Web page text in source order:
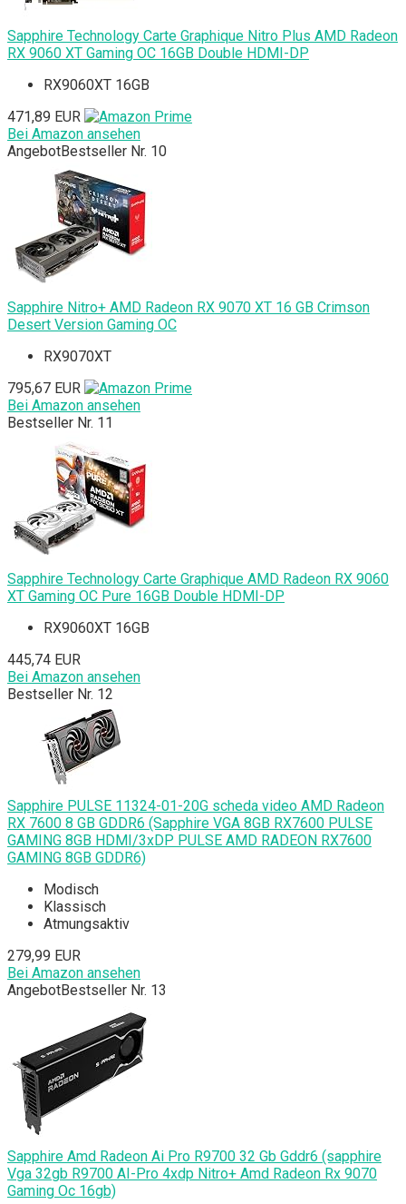
Sapphire Technology Carte Graphique Nitro Plus AMD Radeon
RX 9060 XT Gaming OC 16GB Double HDMI-DP
RX9060XT 16GB
471,89 EUR
Bei Amazon ansehen
AngebotBestseller Nr. 10
Sapphire Nitro+ AMD Radeon RX 9070 XT 16 GB Crimson
Desert Version Gaming OC
RX9070XT
795,67 EUR
Bei Amazon ansehen
Bestseller Nr. 11
Sapphire Technology Carte Graphique AMD Radeon RX 9060
XT Gaming OC Pure 16GB Double HDMI-DP
RX9060XT 16GB
445,74 EUR
Bei Amazon ansehen
Bestseller Nr. 12
Sapphire PULSE 11324-01-20G scheda video AMD Radeon
RX 7600 8 GB GDDR6 (Sapphire VGA 8GB RX7600 PULSE
GAMING 8GB HDMI/3xDP PULSE AMD RADEON RX7600
GAMING 8GB GDDR6)
Modisch
Klassisch
Atmungsaktiv
279,99 EUR
Bei Amazon ansehen
AngebotBestseller Nr. 13
Sapphire Amd Radeon Ai Pro R9700 32 Gb Gddr6 (sapphire
Vga 32gb R9700 AI-Pro 4xdp Nitro+ Amd Radeon Rx 9070
Gaming Oc 16gb)